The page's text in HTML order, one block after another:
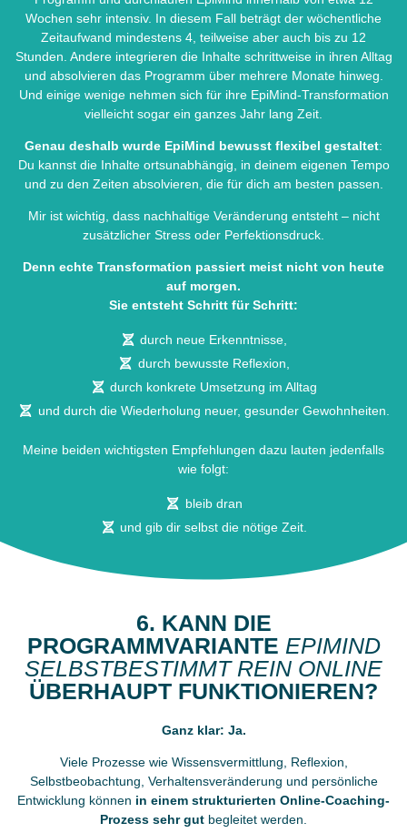
Wochen sehr intensiv. In diesem Fall beträgt der wöchentliche
Zeitaufwand mindestens 4, teilweise aber auch bis zu 12
Stunden. Andere integrieren die Inhalte schrittweise in ihren Alltag
und absolvieren das Programm über mehrere Monate hinweg.
Und einige wenige nehmen sich für ihre EpiMind-Transformation
vielleicht sogar ein ganzes Jahr lang Zeit.
Genau deshalb wurde EpiMind bewusst flexibel gestaltet:
Du kannst die Inhalte ortsunabhängig, in deinem eigenen Tempo
und zu den Zeiten absolvieren, die für dich am besten passen.
Mir ist wichtig, dass nachhaltige Veränderung entsteht – nicht
zusätzlicher Stress oder Perfektionsdruck.
Denn echte Transformation passiert meist nicht von heute
auf morgen.
Sie entsteht Schritt für Schritt:
durch neue Erkenntnisse,
durch bewusste Reflexion,
durch konkrete Umsetzung im Alltag
und durch die Wiederholung neuer, gesunder Gewohnheiten.
Meine beiden wichtigsten Empfehlungen dazu lauten jedenfalls
wie folgt:
bleib dran
und gib dir selbst die nötige Zeit.
6. KANN DIE
PROGRAMMVARIANTE EPIMIND
SELBSTBESTIMMT REIN ONLINE
ÜBERHAUPT FUNKTIONIEREN?
Ganz klar: Ja.
Viele Prozesse wie Wissensvermittlung, Reflexion,
Selbstbeobachtung, Verhaltensveränderung und persönliche
Entwicklung können in einem strukturierten Online-Coaching-
Prozess sehr gut begleitet werden.